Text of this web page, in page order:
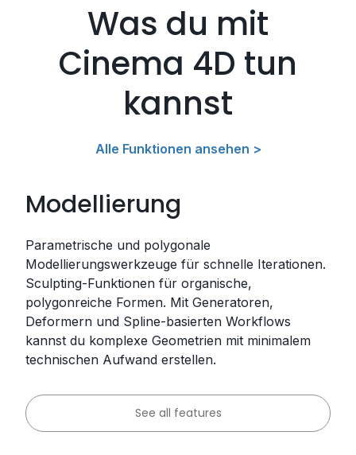
Was du mit
Cinema 4D tun
kannst
Alle Funktionen ansehen >
Modellierung
Parametrische und polygonale
Modellierungswerkzeuge für schnelle Iterationen.
Sculpting-Funktionen für organische,
polygonreiche Formen. Mit Generatoren,
Deformern und Spline-basierten Workflows
kannst du komplexe Geometrien mit minimalem
technischen Aufwand erstellen.
See all features